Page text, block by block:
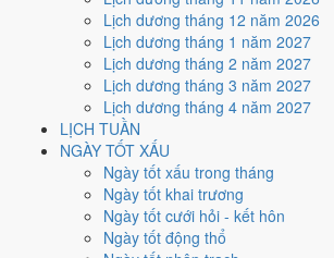
Lịch dương tháng 12 năm 2026
Lịch dương tháng 1 năm 2027
Lịch dương tháng 2 năm 2027
Lịch dương tháng 3 năm 2027
Lịch dương tháng 4 năm 2027
LỊCH TUẦN
NGÀY TỐT XẤU
Ngày tốt xấu trong tháng
Ngày tốt khai trương
Ngày tốt cưới hỏi - kết hôn
Ngày tốt động thổ
Ngày 3/8/2026 dương lịch (Thứ Hai) là ngày
Kỷ Dậu - Can sinh Chi, Trực Mãn, Sao
Thổ. Tổng hòa, đây làNgày Hung với điểm
việc quan trọng. Giờ Hoàng Đạo trong ngày:Tý,
Ngày Dương
Tháng 8 năm 2026